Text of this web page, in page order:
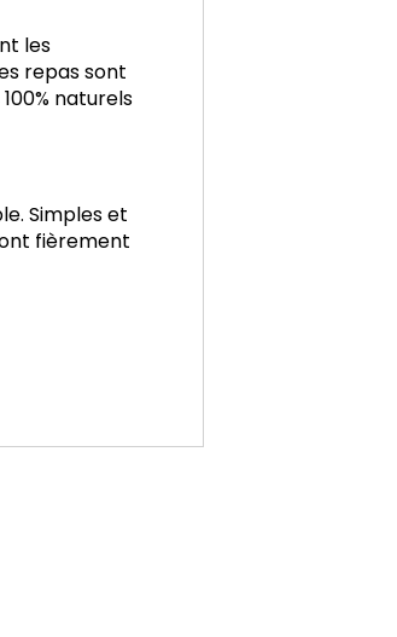
les
repas sont
naturels
Simples et
fièrement